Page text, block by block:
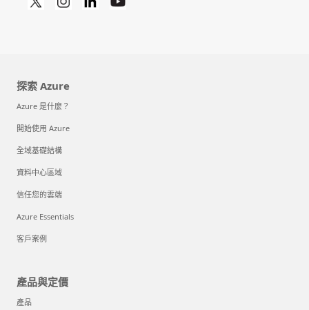
探索 Azure
Azure 是什麼？
開始使用 Azure
全域基礎結構
資料中心區域
信任您的雲端
Azure Essentials
客戶案例
產品與定價
產品